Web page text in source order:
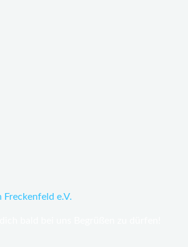
e.V.